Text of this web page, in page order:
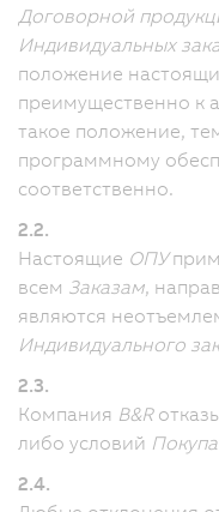
Договорной
Индивидуальных
положение
преимущественно к
такое положение,
программному
соответственно.
2.2.
Настоящие ОПУ
всем Заказам,
являются
Индивидуального
2.3.
Компания B&R
либо условий
2.4.